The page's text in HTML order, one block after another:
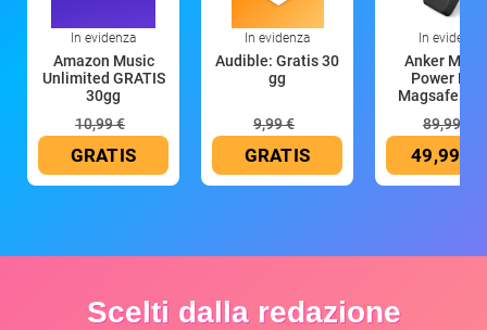
In evidenza
Amazon Music
Unlimited GRATIS
30gg
10,99 €
GRATIS
In evidenza
Audible: Gratis 30
gg
9,99 €
GRATIS
In evidenza
Anker
Power
Magsafe
89,99 €
49,99 €
Scelti dalla redazione